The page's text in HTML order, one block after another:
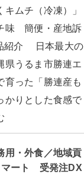
ムチ（冷凍）」
味 簡便・産地訴
紹介 日本最大の
県うるま市勝連エ
育った「勝連産も
かりとした食感で
用・外食／地域貢
マート 受発注DX